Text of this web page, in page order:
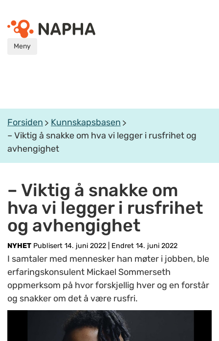
Meny
Forsiden
Kunnskapsbasen
– Viktig å snakke om hva vi legger i rusfrihet og
avhengighet
– Viktig å snakke om
hva vi legger i rusfrihet
og avhengighet
NYHET Publisert 14. juni 2022 Endret 14. juni 2022
I samtaler med mennesker han møter i jobben, ble
erfaringskonsulent Mickael Sommerseth
oppmerksom på hvor forskjellig hver og en forstår
og snakker om det å være rusfri.